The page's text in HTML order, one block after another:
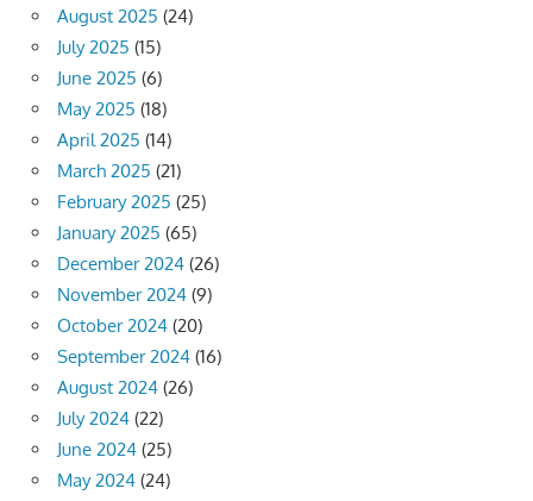
August 2025 (24)
July 2025 (15)
June 2025 (6)
May 2025 (18)
April 2025 (14)
March 2025 (21)
February 2025 (25)
January 2025 (65)
December 2024 (26)
November 2024 (9)
October 2024 (20)
September 2024 (16)
August 2024 (26)
July 2024 (22)
June 2024 (25)
May 2024 (24)